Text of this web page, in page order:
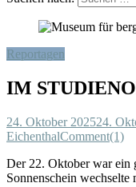
Reportagen
IM
24. Oktober 202524.
EichenthalComment(1)
Der 22. Oktober war ein
Sonnenschein